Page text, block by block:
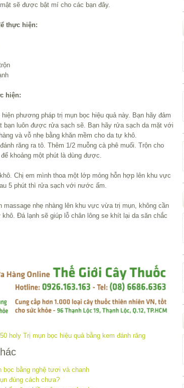
sẽ được bật mí cho các bạn đây.
thực hiện:
hiện:
phương pháp trị mụn bọc hiệu quả này. Bạn hãy đảm
bạn luôn được rửa sạch sẽ. Bạn hãy rửa sạch da mặt với
và vỗ nhẹ bằng khăn mềm cho da tự khô.
răng ra tô. Thêm 1/2 muỗng cà phê muối. Trộn cho
khoảng một phút là dùng được.
Chị em mình thoa một lớp mỏng hỗn hợp lên khu vực
5 phút thì rửa sạch với nước ấm.
massage nhẹ nhàng lên khu vực vừa trị mụn, không cần
Đá lạnh sẽ giúp lỗ chân lông se khít lại da săn chắc
bọc bằng nghệ tươi và chanh
đúng cách chưa?